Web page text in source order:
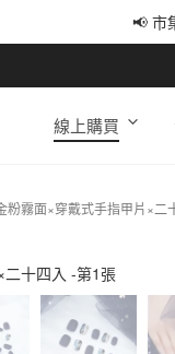
📢 市
線上購買
粉霧面×穿戴式手指甲片×二